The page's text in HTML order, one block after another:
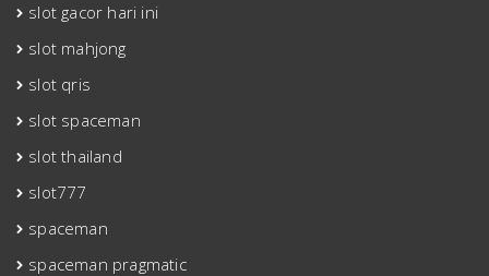
slot gacor hari ini
slot mahjong
slot qris
slot spaceman
slot thailand
slot777
spaceman
spaceman pragmatic